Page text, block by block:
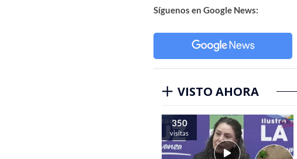
Síguenos en Google News:
VISTO AHORA
350
visitas